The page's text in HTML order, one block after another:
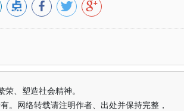
、塑造社会精神。
。网络转载请注明作者、出处并保持完整，